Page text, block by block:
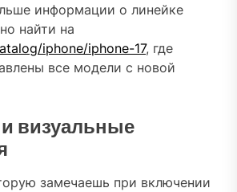
информации о линейке
найти на
iphone/iphone-17, где
все модели с новой
визуальные
замечаешь при включении